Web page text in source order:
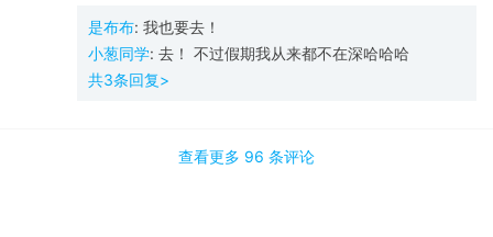
是布布: 我也要去！
小葱同学: 去！ 不过假期我从来都不在深哈哈哈
共3条回复>
查看更多 96 条评论